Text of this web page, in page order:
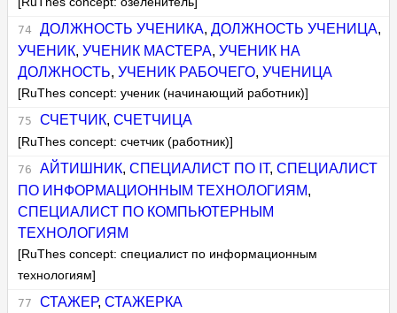
ДОЛЖНОСТЬ УЧЕНИКА, ДОЛЖНОСТЬ УЧЕНИЦА,
УЧЕНИК,УЧЕНИК МАСТЕРА,УЧЕНИК НА
ДОЛЖНОСТЬ,УЧЕНИК РАБОЧЕГО,УЧЕНИЦА
[RuThes concept: ученик (начинающий работник)]
СЧЕТЧИК, СЧЕТЧИЦА
[RuThes concept: счетчик (работник)]
АЙТИШНИК, СПЕЦИАЛИСТ ПО IT, СПЕЦИАЛИСТ
ПО ИНФОРМАЦИОННЫМ ТЕХНОЛОГИЯМ,
СПЕЦИАЛИСТ ПО КОМПЬЮТЕРНЫМ
ТЕХНОЛОГИЯМ
[RuThes concept: специалист по информационным
технологиям]
СТАЖЕР, СТАЖЕРКА